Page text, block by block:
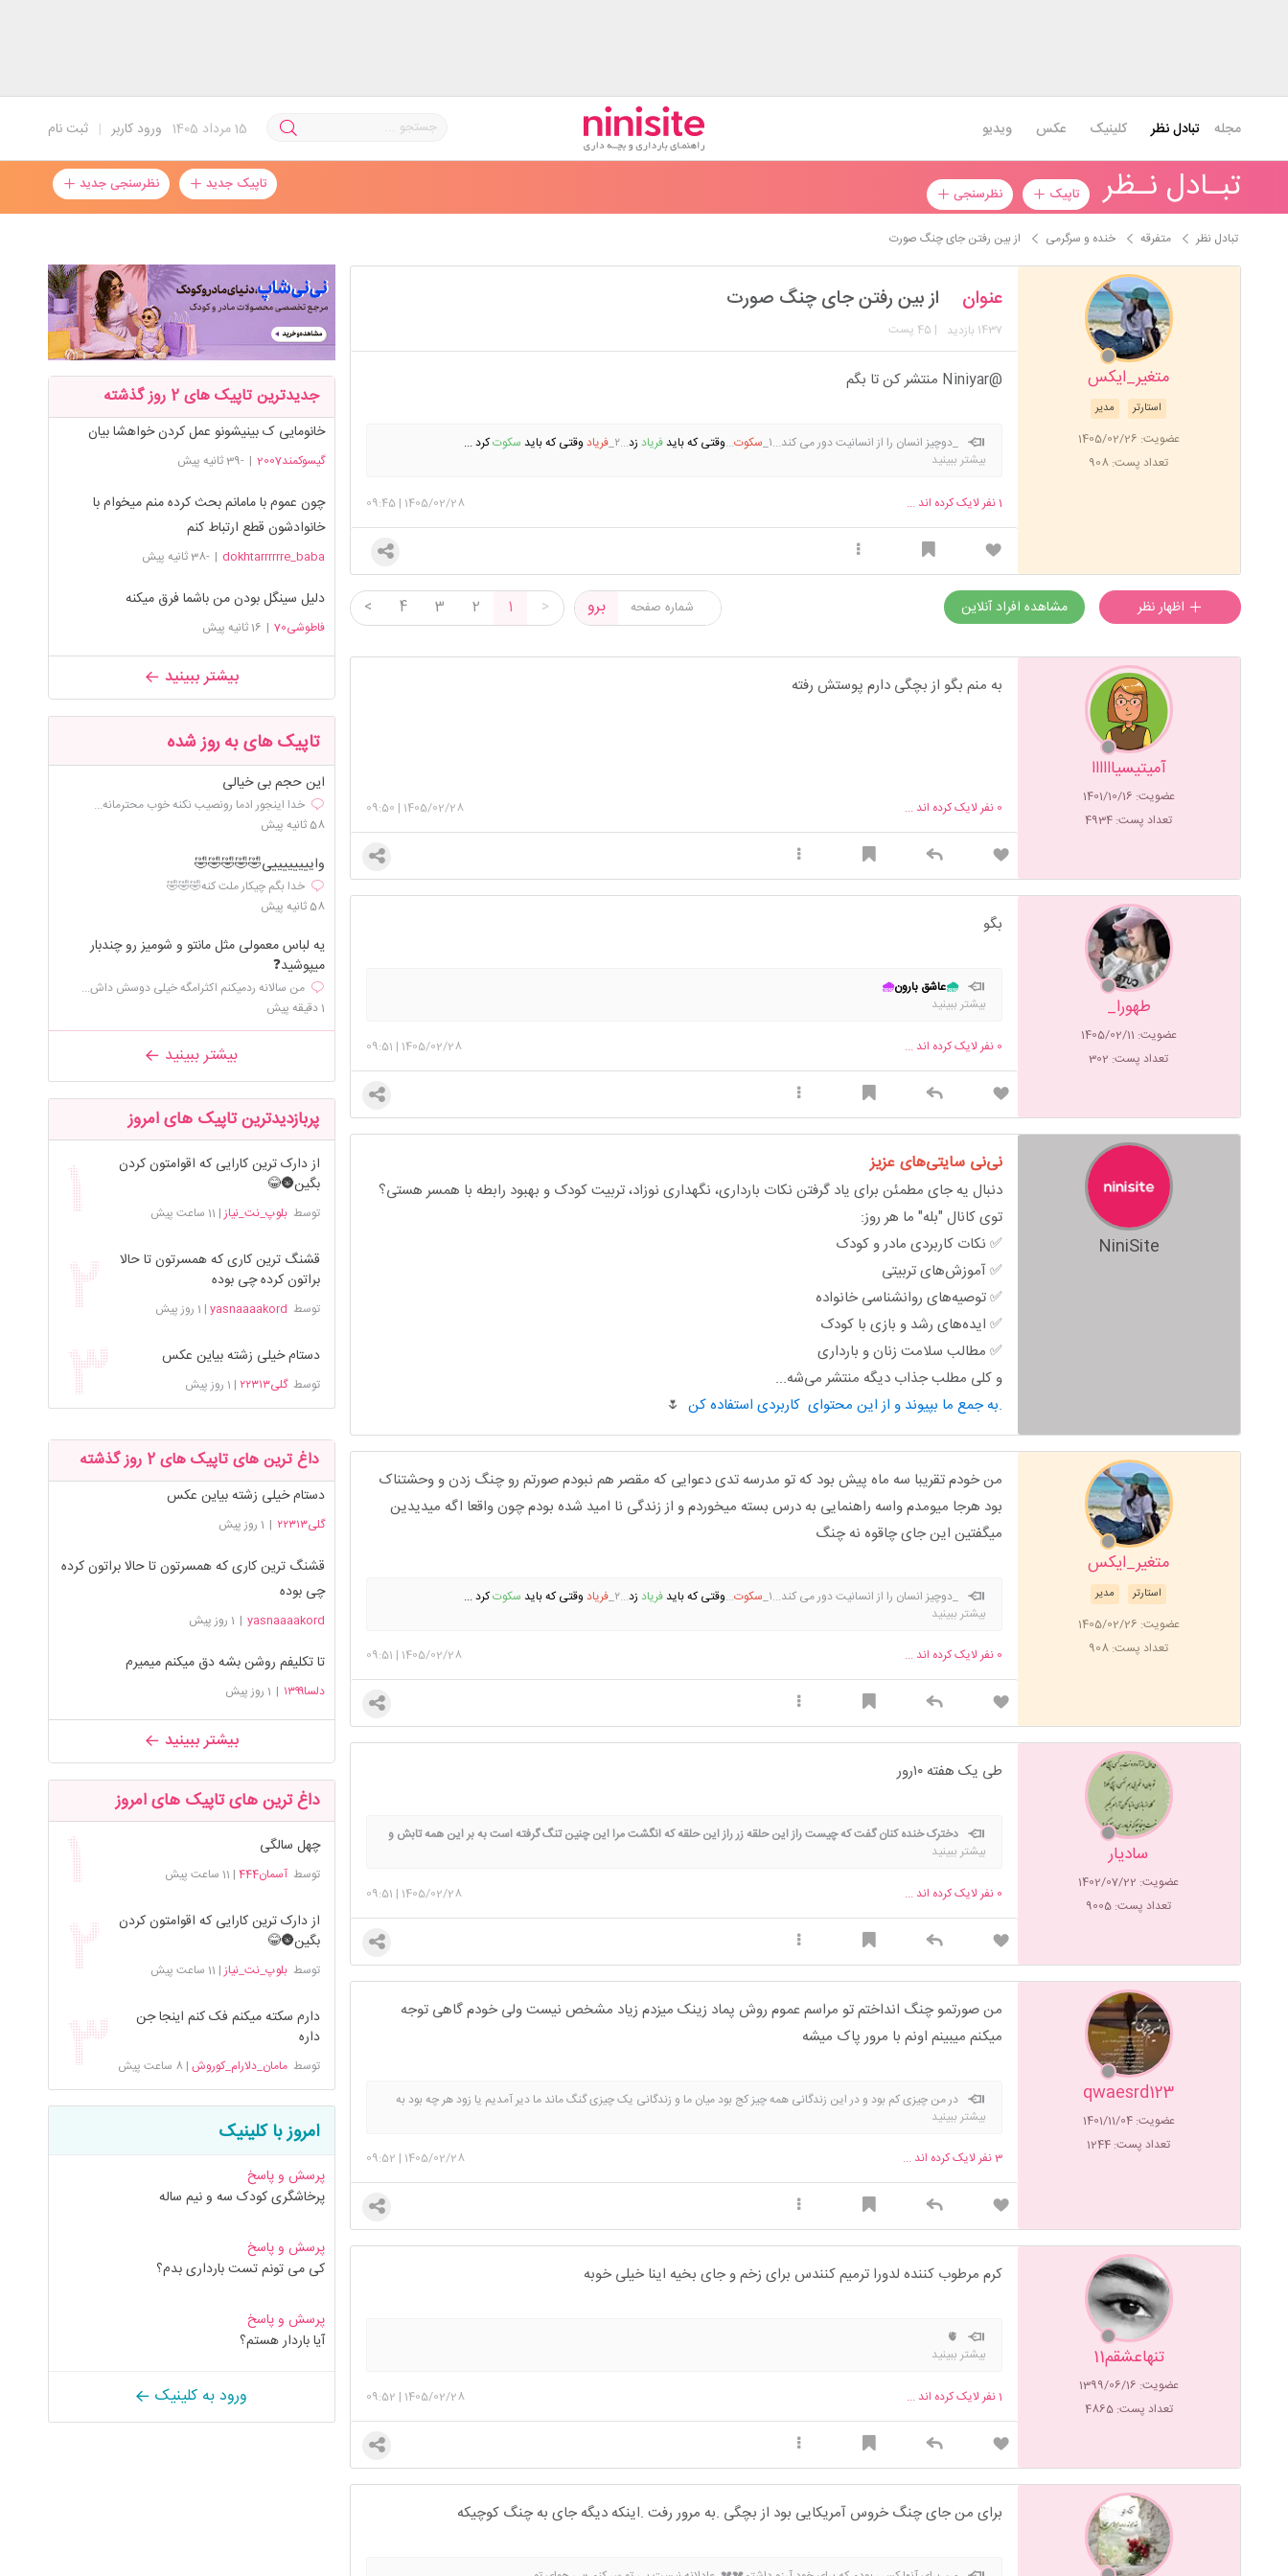
ثبت نام | ورود کاربر 15مرداد 1405 مجله تبادل نظر کلینیک عکس ویدیو
تبـادل نـظر تاپیک نظرسنجی تاپیک جدید نظرسنجی جدید
تبادل نظر متفرقه خنده و سرگرمی از بین رفتن جای چنگ صورت
متغیر_ایکس
مدیر استارتر
عضویت: 1405/02/26
تعداد پست: 908
عنوان از بین رفتن جای چنگ صورت
1437 بازدید | 45 پست
@Niniyar منتشر کن تا بگم
_دوچیز انسان را از انسانیت دور می کند...۱_ سکوت...وقتی که باید فریاد زد...۲_ فریاد وقتی که باید سکوتکرد ...
بیشتر ببینید
1405/02/28
|
09:45 1نفر لایک کرده اند ...
>
1
2
3
4
< برو مشاهده افراد آنلاین
آمیتیسیاااااا
عضویت: 1401/10/16
تعداد پست: 4934
به منم بگو از بچگی دارم پوستش رفته
1405/02/28
|
09:50 0 نفر لایک کرده اند ...
طهورا_
عضویت: 1405/02/11
تعداد پست: 302
بگو
🌧عاشق بارون🌧
بیشتر ببینید
1405/02/28
|
09:51 0 نفر لایک کرده اند ...
NiniSite
نی‌نی سایتی‌های عزیز
دنبال یه جای مطمئن برای یاد گرفتن نکات بارداری، نگهداری نوزاد، تربیت کودک و بهبود رابطه با همسر هستی؟
توی کانال "بله" ما هر روز:
✅ نکات کاربردی مادر و کودک
✅ آموزش‌های تربیتی
✅ توصیه‌های روانشناسی خانواده
✅ ایده‌های رشد و بازی با کودک
✅ مطالب سلامت زنان و بارداری
و کلی مطلب جذاب دیگه منتشر می‌شه...
به جمع ما بپیوند و از این محتوای کاربردی استفاده کن.
🌷
متغیر_ایکس
مدیر استارتر
عضویت: 1405/02/26
تعداد پست: 908
من خودم تقریبا سه ماه پیش بود که تو مدرسه تدی دعوایی که مقصر هم نبودم صورتم رو چنگ زدن و وحشتناک
بود هرجا میومدم واسه راهنمایی به درس بسته میخوردم و از زندگی نا امید شده بودم چون واقعا اگه میدیدین
میگفتین این جای چاقوه نه چنگ
_دوچیز انسان را از انسانیت دور می کند...۱_ سکوت...وقتی که باید فریاد زد...۲_ فریاد وقتی که باید سکوتکرد ...
بیشتر ببینید
1405/02/28
|
09:51 0 نفر لایک کرده اند ...
سادیار
عضویت: 1402/07/22
تعداد پست: 9005
طی یک هفته ۱۰رور
دخترک خنده کنان گفت که چیست راز این حلقه زر راز این حلقه که انگشت مرا این چنین تنگ گرفته است به بر این همه تابش و
رخشندگی است مرد حیران شد وگفت حلقه خوشبختی است حلقه زندگی است همه گفتند:مبارک باشد دخترک گفت:دریغا که مرا باز در
رفته هدر زن پریشان شد ونالید که وای، وای این حلقه که در چهره او باز هم تابش و رخشندگی است حلقه بردگی و بندگی است!
بیشتر ببینید
1405/02/28
|
09:51 0 نفر لایک کرده اند ...
qwaesrd123
عضویت: 1401/11/04
تعداد پست: 1244
من صورتمو چنگ انداختم تو مراسم عموم روش پماد زینک میزدم زیاد مشخص نیست ولی خودم گاهی توجه
میکنم میبینم اونم با مرور پاک میشه
در من چیزی کم بود و در این زندگانی همه چیز کج بود میان ما و زندگانی یک چیزی گنگ ماند ما دیر آمدیم یا زود هر چه بود به
موقع نیامدیم. گذشت و بهتر که می گذرد ............
بیشتر ببینید
1405/02/28
|
09:52 3نفر لایک کرده اند ...
تنهاعشقم11
عضویت: 1399/06/16
تعداد پست: 4865
کرم مرطوب کننده لدورا ترمیم کنندس برای زخم و جای بخیه اینا خیلی خوبه
🫀
بیشتر ببینید
1405/02/28
|
09:52 1نفر لایک کرده اند ...
برای من جای چنگ خروس آمریکایی بود از بچگی .به مرور رفت .اینکه دیگه جای به چنگ کوچیکه
جدیدترین تاپیک های 2 روز گذشته
خانومایی ک بینیشونو عمل کردن خواهشا بیان
گیسوکمند2007 | -39 ثانیه پیش
چون عموم با مامانم بحث کرده منم میخوام با
خانوادشون قطع ارتباط کنم
dokhtarrrrrre_baba
| -38 ثانیه پیش
دلیل سینگل بودن من باشما فرق میکنه
فاطوشی70 | 16 ثانیه پیش
بیشتر ببینید
تاپیک های به روز شده
این حجم بی خیالی
خدا اینجور ادما رونصیب نکنه خوب محترمانه...
58 ثانیه پیش
واییییییییی🤣🤣🤣🤣🤣
خدا بگم چیکار ملت کنه🤣🤣🤣
58 ثانیه پیش
یه لباس معمولی مثل مانتو و شومیز رو چندبار
میپوشید❓️
من سالانه ردمیکنم اکثرامگه خیلی دوسش داش...
1 دقیقه پیش
بیشتر ببینید
پربازدیدترین تاپیک های امروز
از دارک ترین کارایی که اقوامتون کردن
بگین🌚😂
توسطبلوپ_نت_نیاز| 11 ساعت پیش
قشنگ ترین کاری که همسرتون تا حالا
براتون کرده چی بوده
توسط yasnaaaakord
| 1 روز پیش
دستام خیلی زشته بیاین عکس
توسطگلی۲۲۳۱۳ | 1 روز پیش
داغ ترین های تاپیک های 2 روز گذشته
دستام خیلی زشته بیاین عکس
گلی۲۲۳۱۳ | 1 روز پیش
قشنگ ترین کاری که همسرتون تا حالا براتون کرده
چی بوده
yasnaaaakord
| 1 روز پیش
تا تکلیفم روشن بشه دق میکنم میمیرم
دلسا۱۳۹۹ | 1 روز پیش
بیشتر ببینید
داغ ترین های تاپیک های امروز
چهل سالگی
توسطآسمان444 | 11 ساعت پیش
از دارک ترین کارایی که اقوامتون کردن
بگین🌚😂
توسطبلوپ_نت_نیاز| 11 ساعت پیش
دارم سکته میکنم فک کنم اینجا جن
داره
توسطمامان_دلارام_کوروش |8 ساعت پیش
امروز با کلینیک
پرسش و پاسخ
پرخاشگری کودک سه و نیم ساله
پرسش و پاسخ
کی می تونم تست بارداری بدم؟
پرسش و پاسخ
آیا باردار هستم؟
ورود به کلینیک